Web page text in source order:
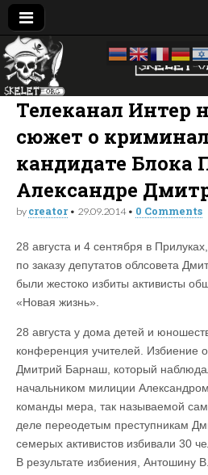
Skelet
Org
досье —
биография
—
компромат:
Украина
Телеканал Интер
сюжет о
кандидате Блока
Александре
by creator• 29.09.2014• 0 Comments
28 августа и 4 сентября в
по заказу депутатов облсовета
были жестоко избиты активисты
«Новая жизнь».
28 августа у дома детей и
конференция учителей. Избиение
Дмитрий Барнаш, который
начальником милиции
команды мера, так называемой
деле переодетым преступникам
семерых активистов избивали 30
В результате избиения, Антошину